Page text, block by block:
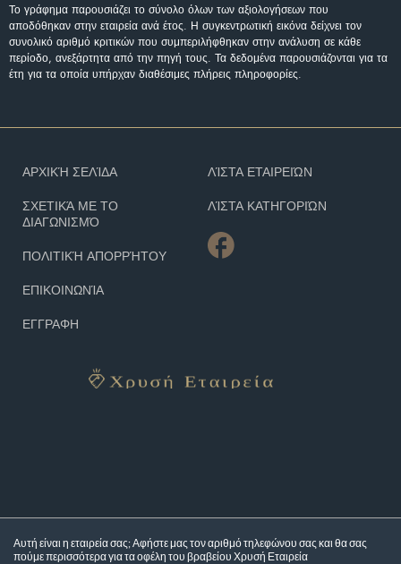
Το γράφημα παρουσιάζει το σύνολο όλων των αξιολογήσεων που
αποδόθηκαν στην εταιρεία ανά έτος. Η συγκεντρωτική εικόνα δείχνει τον
συνολικό αριθμό κριτικών που συμπεριλήφθηκαν στην ανάλυση σε κάθε
περίοδο, ανεξάρτητα από την πηγή τους. Τα δεδομένα παρουσιάζονται για τα
έτη για τα οποία υπήρχαν διαθέσιμες πλήρεις πληροφορίες.
Αυτή είναι η εταιρεία σας; Αφήστε μας τον αριθμό τηλεφώνου σας και θα σας
πούμε περισσότερα για ταοφέλη του βραβείου Χρυσή Εταιρεία
ΑΡΧΙΚΉ ΣΕΛΊΔΑ
ΣΧΕΤΙΚΆ ΜΕ ΤΟ
ΔΙΑΓΩΝΙΣΜΌ
ΠΟΛΙΤΙΚΉ ΑΠΟΡΡΉΤΟΥ
ΕΠΙΚΟΙΝΩΝΊΑ
ΕΓΓΡΑΦΗ
ΛΊΣΤΑ ΕΤΑΙΡΕΙΏΝ
ΛΊΣΤΑ ΚΑΤΗΓΟΡΙΏΝ